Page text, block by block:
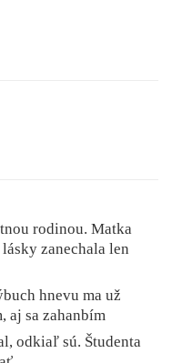
rodinou. Matka
zanechala len
hnevu ma už
aj sa zahanbím
odkiaľ sú. Študenta